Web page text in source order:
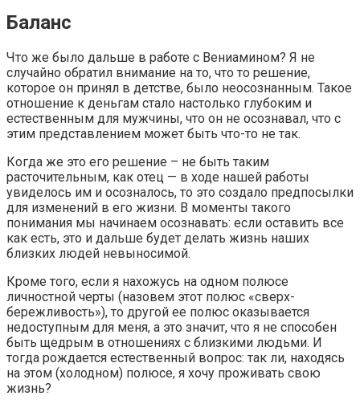
Баланс
Что же было дальше в работе с Вениамином? Я не
случайно обратил внимание на то, что то решение,
которое он принял в детстве, было неосознанным. Такое
отношение к деньгам стало настолько глубоким и
естественным для мужчины, что он не осознавал, что с
этим представлением может быть что-то не так.
Когда же это его решение – не быть таким
расточительным, как отец — в ходе нашей работы
увиделось им и осозналось, то это создало предпосылки
для изменений в его жизни. В моменты такого
понимания мы начинаем осознавать: если оставить все
как есть, это и дальше будет делать жизнь наших
близких людей невыносимой.
Кроме того, если я нахожусь на одном полюсе
личностной черты (назовем этот полюс «сверх-
бережливость»), то другой ее полюс оказывается
недоступным для меня, а это значит, что я не способен
быть щедрым в отношениях с близкими людьми. И
тогда рождается естественный вопрос: так ли, находясь
на этом (холодном) полюсе, я хочу проживать свою
жизнь?